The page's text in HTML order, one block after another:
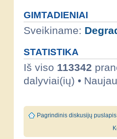
GIMTADIENIAI
Sveikiname:
STATISTIKA
Iš viso 113342
dalyviai(ių) •
Pagrindinis diskusijų puslapis